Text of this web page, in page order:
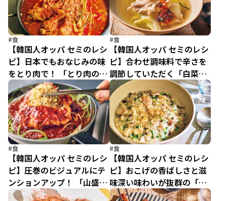
#食
【韓国人オッパ セミのレシ
ピ】日本でもおなじみの味
をとり肉で！ 「とり肉のユ
ッケジャン」
#食
【韓国人オッパ セミのレシ
ピ】合わせ調味料で辛さを
調節していただく「白菜ス
ープ」
#食
【韓国人オッパ セミのレシ
ピ】圧巻のビジュアルにテ
ンションアップ！ 「山盛り
豆もやしプルコギ」
#食
【韓国人オッパ セミのレシ
ピ】おこげの香ばしさと滋
味深い味わいが抜群の「海
鮮おこげ粥」